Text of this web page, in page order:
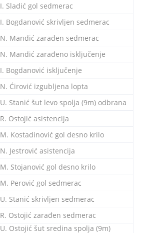
I. Sladić gol sedmerac
I. Bogdanović skrivljen sedmerac
N. Mandić zarađen sedmerac
N. Mandić zarađeno isključenje
I. Bogdanović isključenje
N. Ćirović izgubljena lopta
U. Stanić šut levo spolja (9m) odbrana
R. Ostojić asistencija
M. Kostadinović gol desno krilo
N. Jestrović asistencija
M. Stojanović gol desno krilo
M. Perović gol sedmerac
U. Stanić skrivljen sedmerac
R. Ostojić zarađen sedmerac
U. Ostojić šut sredina spolja (9m)